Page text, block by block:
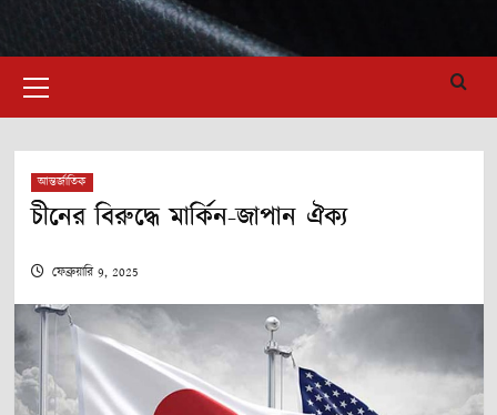
Menu
আন্তর্জাতিক
চীনের বিরুদ্ধে মার্কিন-জাপান ঐক্য
ফেব্রুয়ারি 9, 2025